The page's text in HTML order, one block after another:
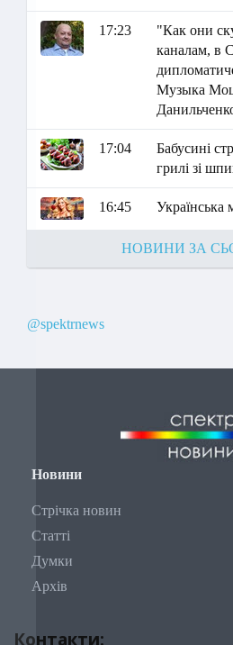
17:23
"Как они
каналам, в
Музыка
17:04
Бабусині
грилі зі
16:45 Українська
НОВИНИ ЗА
@spektrnews
Новини
Стрічка новин
Статті
Думки
Архів
Контакти: